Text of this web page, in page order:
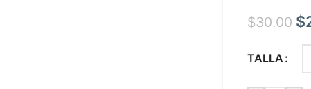
$30.00 $
TALLA